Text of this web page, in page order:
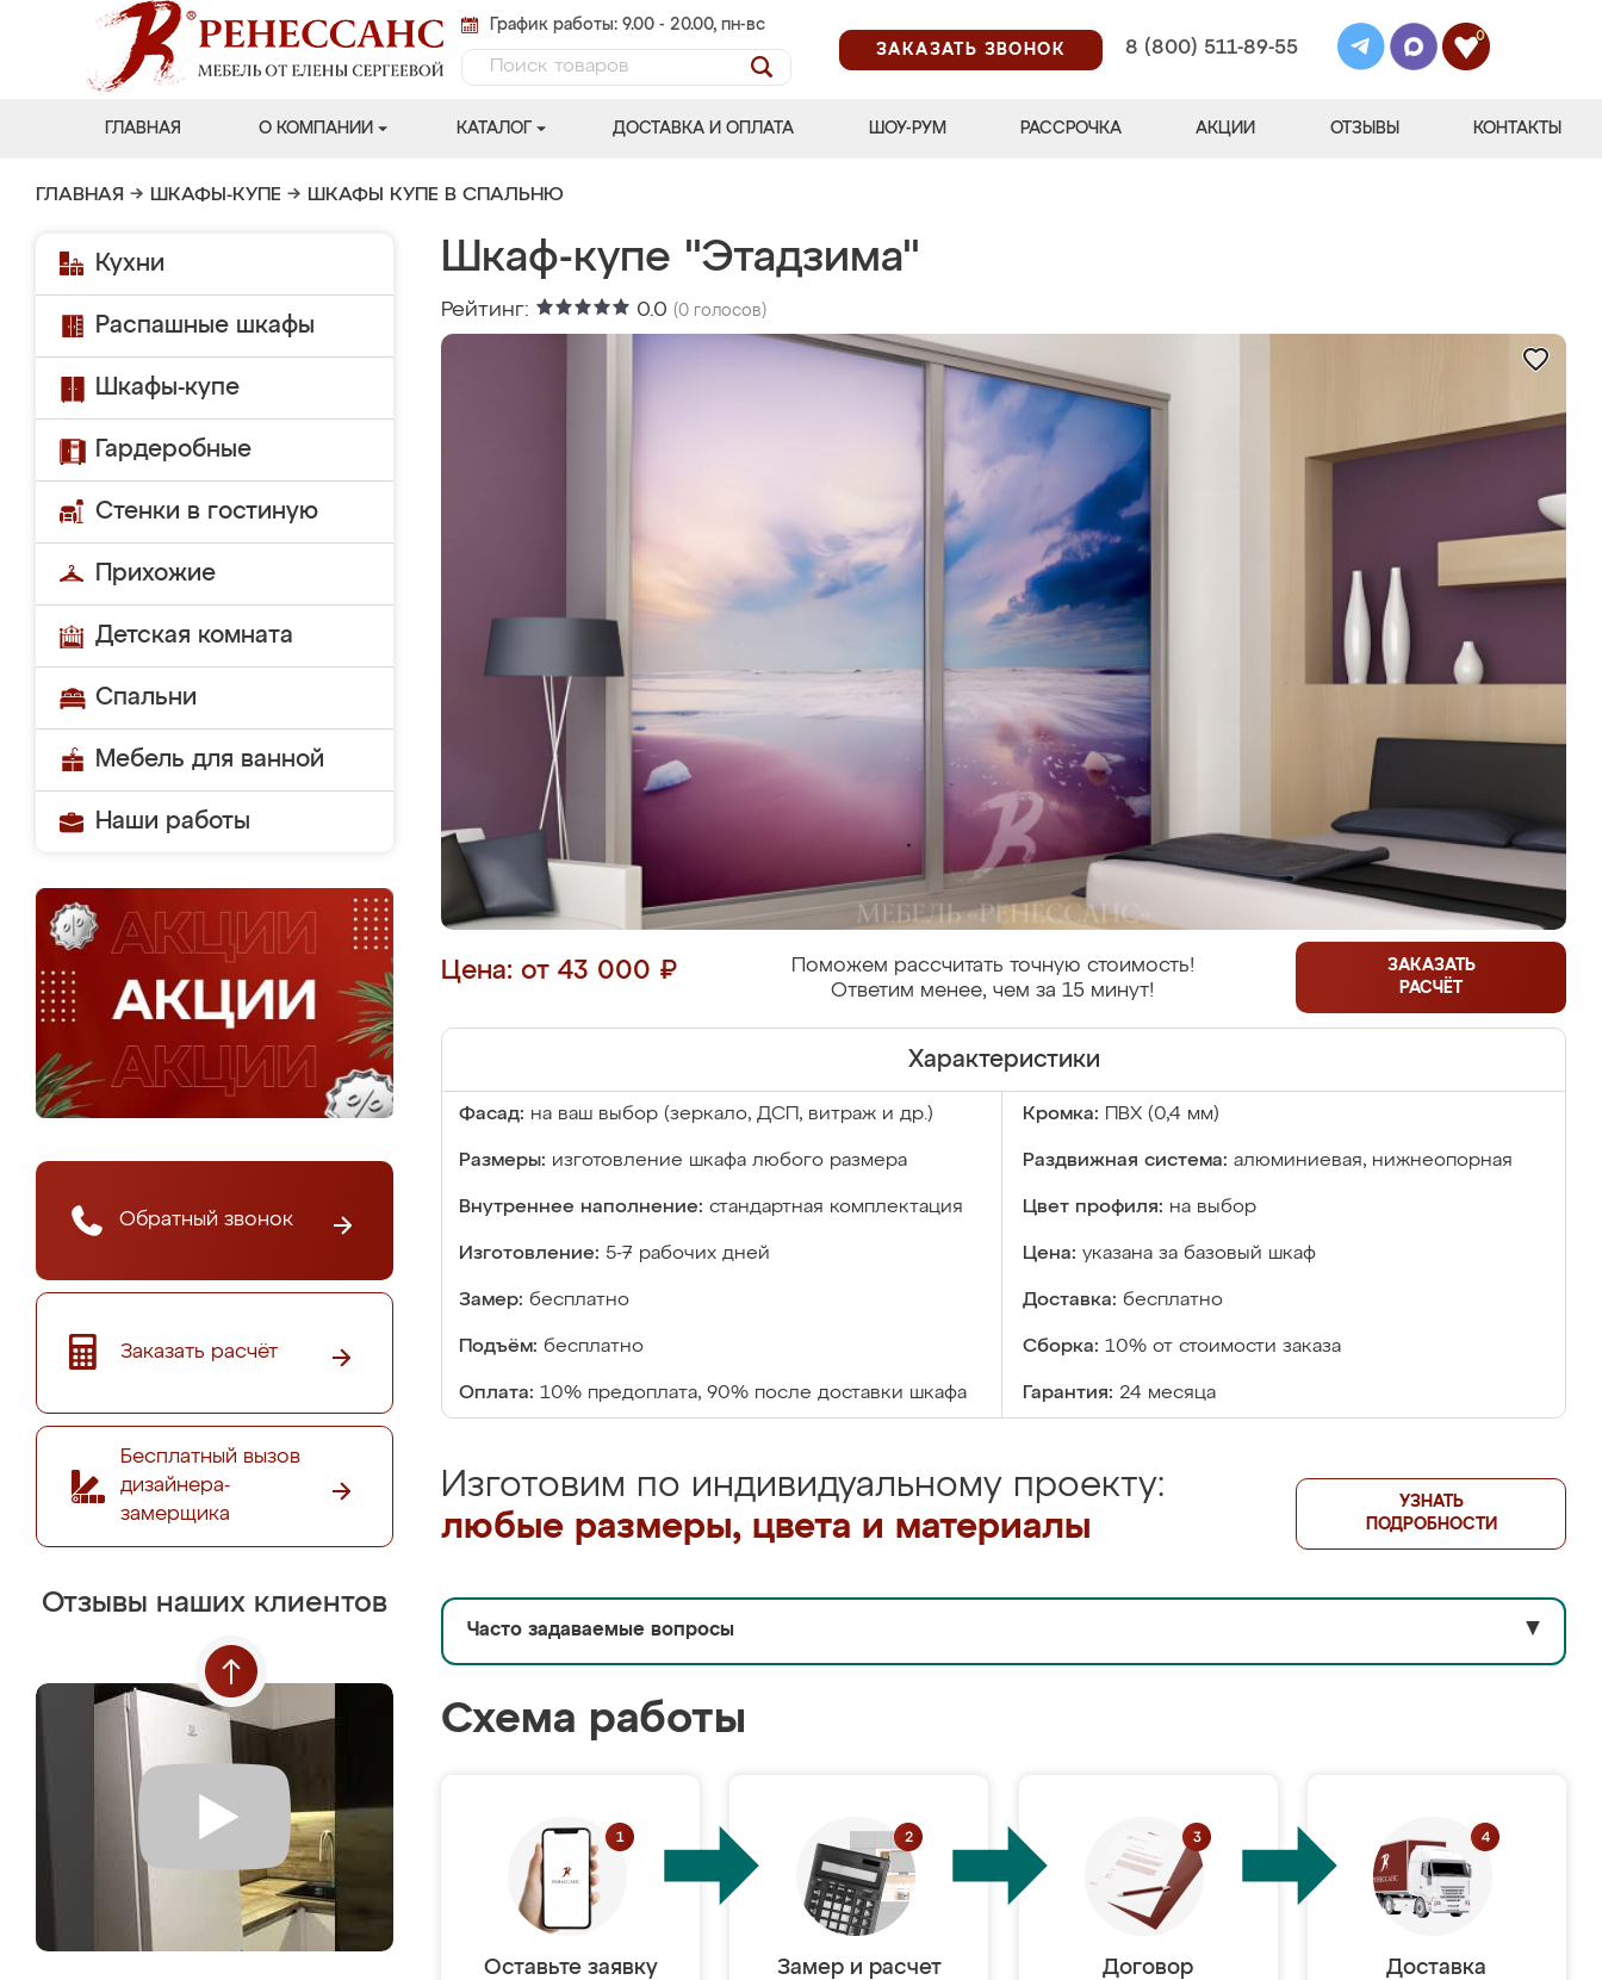
График работы: 9.00 - 20.00, пн-вс
ЗАКАЗАТЬ ЗВОНОК
8 (800) 511-89-55
0
ГЛАВНАЯ О КОМПАНИИ КАТАЛОГ ДОСТАВКА И ОПЛАТА ШОУ-РУМ РАССРОЧКА АКЦИИ ОТЗЫВЫ КОНТАКТЫ
ГЛАВНАЯ → ШКАФЫ-КУПЕ → ШКАФЫ КУПЕ В СПАЛЬНЮ
Кухни
Распашные шкафы
Шкафы-купе
Гардеробные
Стенки в гостиную
Прихожие
Детская комната
Спальни
Мебель для ванной
Наши работы
Обратный звонок
Заказать расчёт
Бесплатный вызов
дизайнера-
замерщика
Отзывы наших клиентов
Шкаф-купе "Этадзима"
Рейтинг: 0.0 (0 голосов)
Цена: от 43 000 ₽
Поможем рассчитать точную стоимость!
Ответим менее, чем за 15 минут!
ЗАКАЗАТЬ
РАСЧЁТ
Характеристики
Фасад: на ваш выбор (зеркало, ДСП, витраж и др.) Кромка: ПВХ (0,4 мм)
Размеры: изготовление шкафа любого размера Раздвижная система: алюминиевая, нижнеопорная
Внутреннее наполнение: стандартная комплектация Цвет профиля: на выбор
Изготовление: 5-7 рабочих дней Цена: указана за базовый шкаф
Замер: бесплатно Доставка: бесплатно
Подъём: бесплатно Сборка: 10% от стоимости заказа
Оплата: 10% предоплата, 90% после доставки шкафа Гарантия: 24 месяца
Изготовим по индивидуальному проекту:
любые размеры, цвета и материалы
УЗНАТЬ
ПОДРОБНОСТИ
Часто задаваемые вопросы ▼
Схема работы
Оставьте заявку Замер и расчет
Договор
Доставка